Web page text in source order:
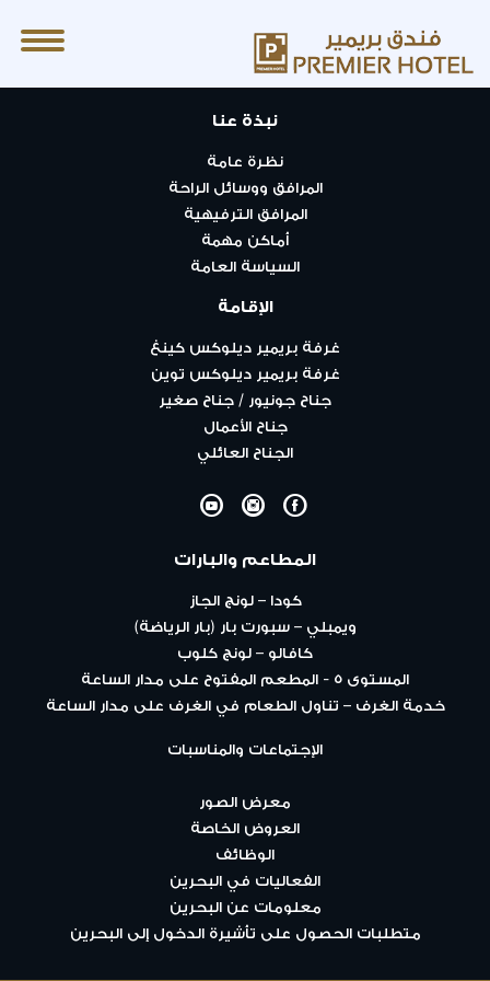
نبذة عنا
نظرة عامة
المرافق ووسائل الراحة
المرافق الترفيهية
أماكن مهمة
السياسة العامة
الإقامة
غرفة بريمير ديلوكس كينغ
غرفة بريمير ديلوكس توين
جناح جونيور / جناح صغير
جناح الأعمال
الجناح العائلي
F
I
Y
المطاعم والبارات
كودا – لونج الجاز
ويمبلي – سبورت بار (بار الرياضة)
كافالو – لونج كلوب
المستوى ٥ - المطعم المفتوح على مدار الساعة
خدمة الغرف – تناول الطعام في الغرف على مدار الساعة
الإجتماعات والمناسبات
معرض الصور
العروض الخاصة
الوظائف
الفعاليات في البحرين
معلومات عن البحرين
متطلبات الحصول على تأشيرة الدخول إلى البحرين